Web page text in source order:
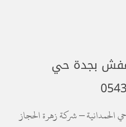
بجدة حي
– شركة زهرة الحجاز